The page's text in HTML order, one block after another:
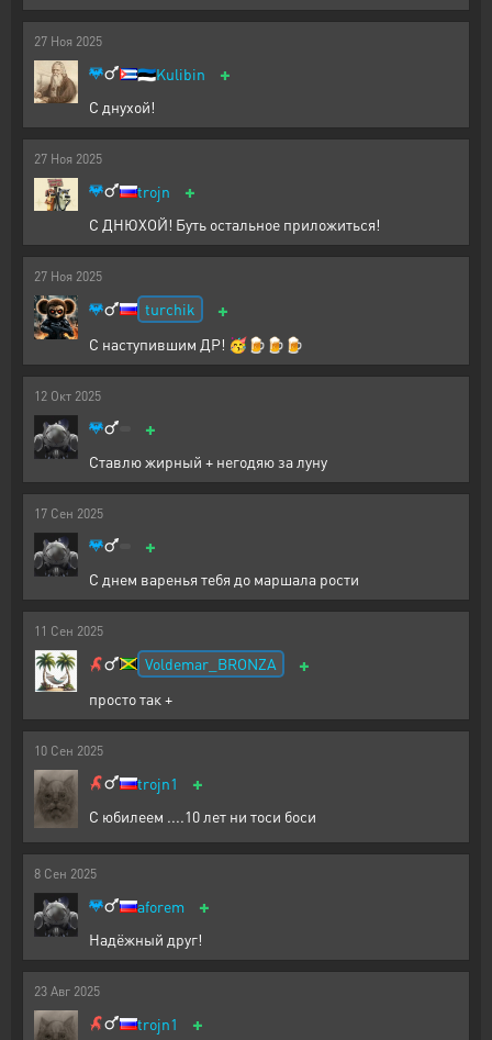
27 Ноя 2025
🇪🇪Kulibin +
С днухой!
27 Ноя 2025
trojn +
С ДНЮХОЙ! Буть остальное приложиться!
27 Ноя 2025
turchik +
С наступившим ДР! 🥳🍺🍺🍺
12 Окт 2025
+
Ставлю жирный + негодяю за луну
17 Сен 2025
+
С днем варенья тебя до маршала рости
11 Сен 2025
Voldemar_BRONZA +
просто так +
10 Сен 2025
trojn1 +
С юбилеем ....10 лет ни тоси боси
8 Сен 2025
aforem +
Надёжный друг!
23 Авг 2025
trojn1 +